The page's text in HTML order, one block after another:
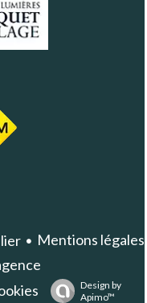
Mentions légales
Design by
Apimo™